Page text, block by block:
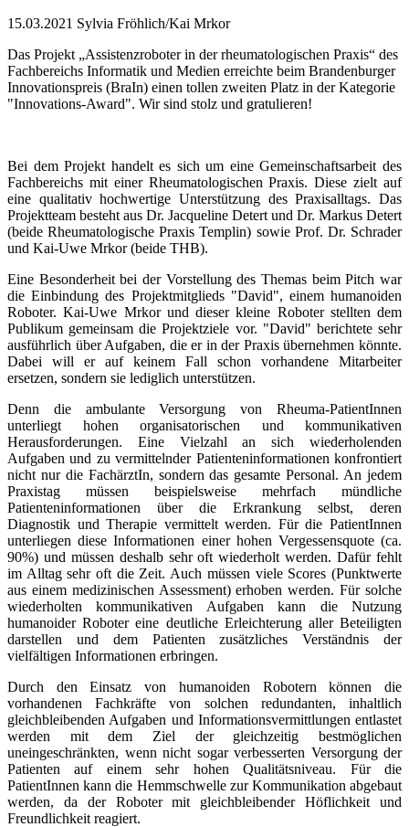
15.03.2021 Sylvia Fröhlich/Kai Mrkor
Das Projekt „Assistenzroboter in der rheumatologischen Praxis“ des
Fachbereichs Informatik und Medien erreichte beim Brandenburger
Innovationspreis (BraIn) einen tollen zweiten Platz in der Kategorie
"Innovations-Award". Wir sind stolz und gratulieren!
Bei dem Projekt handelt es sich um eine Gemeinschaftsarbeit des
Fachbereichs mit einer Rheumatologischen Praxis. Diese zielt auf
eine qualitativ hochwertige Unterstützung des Praxisalltags. Das
Projektteam besteht aus Dr. Jacqueline Detert und Dr. Markus Detert
(beide Rheumatologische Praxis Templin) sowie Prof. Dr. Schrader
und Kai-Uwe Mrkor (beide THB).
Eine Besonderheit bei der Vorstellung des Themas beim Pitch war
die Einbindung des Projektmitglieds "David", einem humanoiden
Roboter. Kai-Uwe Mrkor und dieser kleine Roboter stellten dem
Publikum gemeinsam die Projektziele vor. "David" berichtete sehr
ausführlich über Aufgaben, die er in der Praxis übernehmen könnte.
Dabei will er auf keinem Fall schon vorhandene Mitarbeiter
ersetzen, sondern sie lediglich unterstützen.
Denn die ambulante Versorgung von Rheuma-PatientInnen
unterliegt hohen organisatorischen und kommunikativen
Herausforderungen. Eine Vielzahl an sich wiederholenden
Aufgaben und zu vermittelnder Patienteninformationen konfrontiert
nicht nur die FachärztIn, sondern das gesamte Personal. An jedem
Praxistag müssen beispielsweise mehrfach mündliche
Patienteninformationen über die Erkrankung selbst, deren
Diagnostik und Therapie vermittelt werden. Für die PatientInnen
unterliegen diese Informationen einer hohen Vergessensquote (ca.
90%) und müssen deshalb sehr oft wiederholt werden. Dafür fehlt
im Alltag sehr oft die Zeit. Auch müssen viele Scores (Punktwerte
aus einem medizinischen Assessment) erhoben werden. Für solche
wiederholten kommunikativen Aufgaben kann die Nutzung
humanoider Roboter eine deutliche Erleichterung aller Beteiligten
darstellen und dem Patienten zusätzliches Verständnis der
vielfältigen Informationen erbringen.
Durch den Einsatz von humanoiden Robotern können die
vorhandenen Fachkräfte von solchen redundanten, inhaltlich
gleichbleibenden Aufgaben und Informationsvermittlungen entlastet
werden mit dem Ziel der gleichzeitig bestmöglichen
uneingeschränkten, wenn nicht sogar verbesserten Versorgung der
Patienten auf einem sehr hohen Qualitätsniveau. Für die
PatientInnen kann die Hemmschwelle zur Kommunikation abgebaut
werden, da der Roboter mit gleichbleibender Höflichkeit und
Freundlichkeit reagiert.